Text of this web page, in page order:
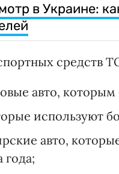
в Украине:
средств
авто, которым
используют
авто,
года;